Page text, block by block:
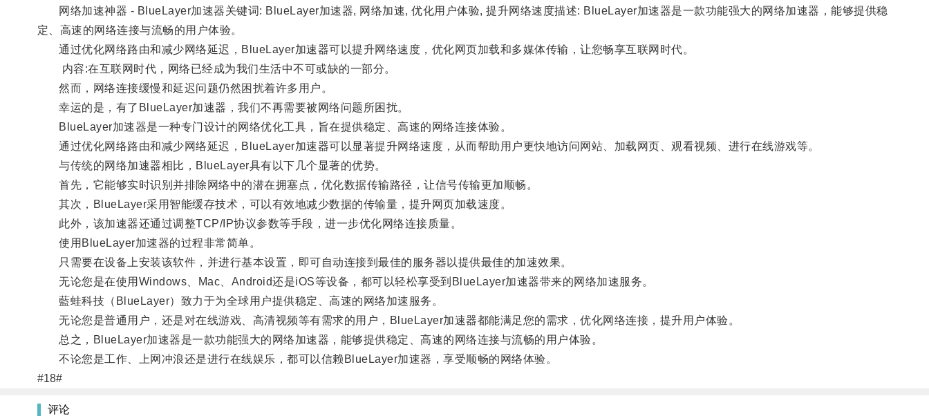
网络加速神器 - BlueLayer加速器关键词: BlueLayer加速器, 网络加速, 优化用户体验, 提升网络速度描述: BlueLayer加速器是一款功能强大的网络加速器，能够提供稳
定、高速的网络连接与流畅的用户体验。
通过优化网络路由和减少网络延迟，BlueLayer加速器可以提升网络速度，优化网页加载和多媒体传输，让您畅享互联网时代。
内容:在互联网时代，网络已经成为我们生活中不可或缺的一部分。
然而，网络连接缓慢和延迟问题仍然困扰着许多用户。
幸运的是，有了BlueLayer加速器，我们不再需要被网络问题所困扰。
BlueLayer加速器是一种专门设计的网络优化工具，旨在提供稳定、高速的网络连接体验。
通过优化网络路由和减少网络延迟，BlueLayer加速器可以显著提升网络速度，从而帮助用户更快地访问网站、加载网页、观看视频、进行在线游戏等。
与传统的网络加速器相比，BlueLayer具有以下几个显著的优势。
首先，它能够实时识别并排除网络中的潜在拥塞点，优化数据传输路径，让信号传输更加顺畅。
其次，BlueLayer采用智能缓存技术，可以有效地减少数据的传输量，提升网页加载速度。
此外，该加速器还通过调整TCP/IP协议参数等手段，进一步优化网络连接质量。
使用BlueLayer加速器的过程非常简单。
只需要在设备上安装该软件，并进行基本设置，即可自动连接到最佳的服务器以提供最佳的加速效果。
无论您是在使用Windows、Mac、Android还是iOS等设备，都可以轻松享受到BlueLayer加速器带来的网络加速服务。
藍蛙科技（BlueLayer）致力于为全球用户提供稳定、高速的网络加速服务。
无论您是普通用户，还是对在线游戏、高清视频等有需求的用户，BlueLayer加速器都能满足您的需求，优化网络连接，提升用户体验。
总之，BlueLayer加速器是一款功能强大的网络加速器，能够提供稳定、高速的网络连接与流畅的用户体验。
不论您是工作、上网冲浪还是进行在线娱乐，都可以信赖BlueLayer加速器，享受顺畅的网络体验。
#18#
评论